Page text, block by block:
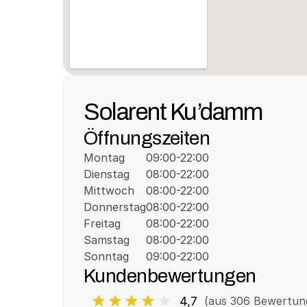
Solarent Ku’damm
Öffnungszeiten
Montag
Dienstag
Mittwoch
Donnerstag
Freitag
Samstag
Sonntag
09:00-22:00
08:00-22:00
08:00-22:00
08:00-22:00
08:00-22:00
08:00-22:00
09:00-22:00
Kundenbewertungen
4,7 (aus 306